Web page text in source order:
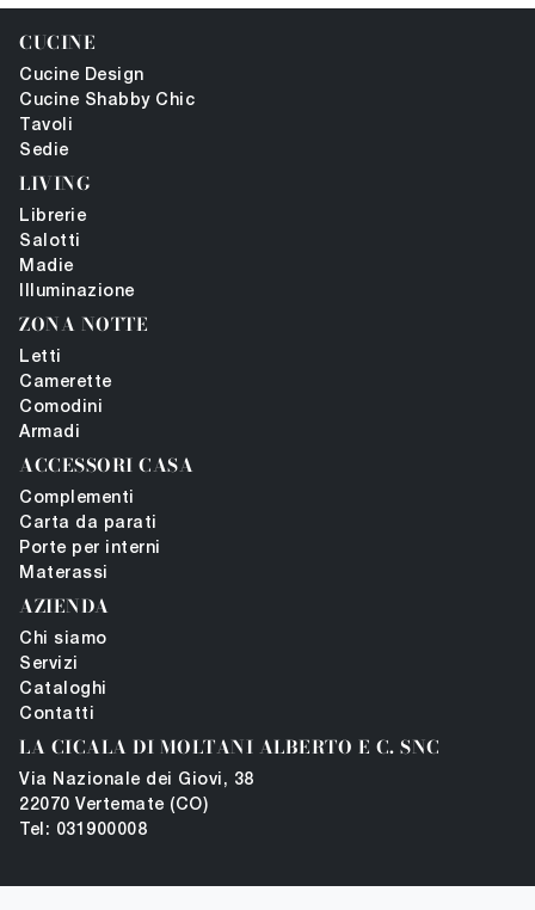
CUCINE
Cucine Design
Cucine Shabby Chic
Tavoli
Sedie
LIVING
Librerie
Salotti
Madie
Illuminazione
ZONA NOTTE
Letti
Camerette
Comodini
Armadi
ACCESSORI CASA
Complementi
Carta da parati
Porte per interni
Materassi
AZIENDA
Chi siamo
Servizi
Cataloghi
Contatti
LA CICALA DI MOLTANI ALBERTO E C. SNC
Via Nazionale dei Giovi, 38
22070 Vertemate (CO)
Tel: 031900008